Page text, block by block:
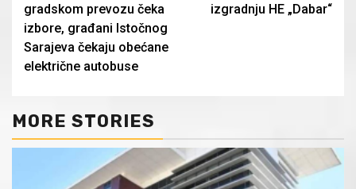
gradskom prevozu čeka
izbore, građani Istočnog
Sarajeva čekaju obećane
električne autobuse
izgradnju HE „Dabar“
MORE STORIES